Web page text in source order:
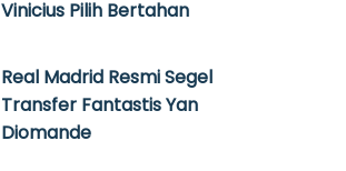
Vinicius Pilih Bertahan
Real Madrid Resmi Segel
Transfer Fantastis Yan
Diomande